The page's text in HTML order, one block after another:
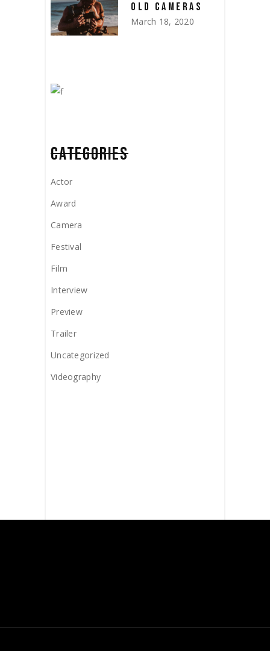
OLD CAMERAS
March 18, 2020
CATEGORIES
Actor
Award
Camera
Festival
Film
Interview
Preview
Trailer
Uncategorized
Videography